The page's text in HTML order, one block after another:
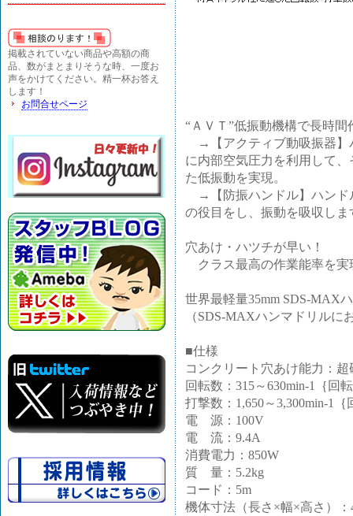
掲載されていない商品や高額の商
品、数がまとまりそうな時、一度お
声をかけてください。精一杯お答え
します！
お問合せページ
“ＡＶＴ”低振動機構で長時
→【アクティブ動吸振器】
に内部空気圧力を利用して
た低振動を実現。
→【防振ハンドル】ハンド
の役目をし、振動を吸収しま
穴あけ・ハツチが早い！
クラス最高の作業能率を実
世界最軽量35mm SDS-
（SDS-MAXハンマドリル
■仕様
コンクリート穴あけ能力：超
回転数：315～630min-1｛回
打撃数：1,650～3,300min-1｛
電 源：100V
電 流：9.4A
消費電力：850W
質 量：5.2kg
コード：5m
機体寸法（長さ×幅×高さ）：